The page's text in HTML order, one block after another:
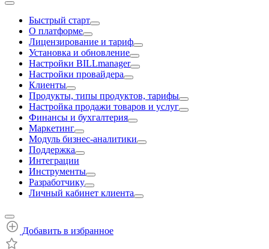
Быстрый старт
О платформе
Лицензирование и тариф
Установка и обновление
Настройки BILLmanager
Настройки провайдера
Клиенты
Продукты, типы продуктов, тарифы
Настройка продажи товаров и услуг
Финансы и бухгалтерия
Маркетинг
Модуль бизнес-аналитики
Поддержка
Интеграции
Инструменты
Разработчику
Личный кабинет клиента
Добавить в избранное